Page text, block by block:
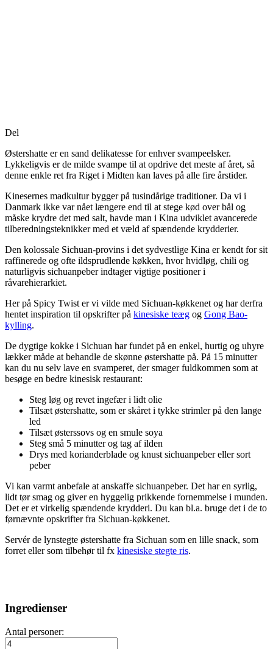
Del
Østershatte er en sand delikatesse for enhver svampeelsker.
Lykkeligvis er de milde svampe til at opdrive det meste af året, så
denne enkle ret fra Riget i Midten kan laves på alle fire årstider.
Kinesernes madkultur bygger på tusindårige traditioner. Da vi i
Danmark ikke var nået længere end til at stege kød over bål og
måske krydre det med salt, havde man i Kina udviklet avancerede
tilberedningsteknikker med et væld af spændende krydderier.
Den kolossale Sichuan-provins i det sydvestlige Kina er kendt for sit
raffinerede og ofte ildsprudlende køkken, hvor hvidløg, chili og
naturligvis sichuanpeber indtager vigtige positioner i
råvarehierarkiet.
Her på Spicy Twist er vi vilde med Sichuan-køkkenet og har derfra
hentet inspiration til opskrifter på kinesiske teæg og Gong Bao-
kylling.
De dygtige kokke i Sichuan har fundet på en enkel, hurtig og uhyre
lækker måde at behandle de skønne østershatte på. På 15 minutter
kan du nu selv lave en svamperet, der smager fuldkommen som at
besøge en bedre kinesisk restaurant:
Steg løg og revet ingefær i lidt olie
Tilsæt østershatte, som er skåret i tykke strimler på den lange
led
Tilsæt østerssovs og en smule soya
Steg små 5 minutter og tag af ilden
Drys med korianderblade og knust sichuanpeber eller sort
peber
Vi kan varmt anbefale at anskaffe sichuanpeber. Det har en syrlig,
lidt tør smag og giver en hyggelig prikkende fornemmelse i munden.
Det er et virkelig spændende krydderi. Du kan bl.a. bruge det i de to
førnævnte opskrifter fra Sichuan-køkkenet.
Servér de lynstegte østershatte fra Sichuan som en lille snack, som
forret eller som tilbehør til fx kinesiske stegte ris.
Ingredienser
Antal personer: